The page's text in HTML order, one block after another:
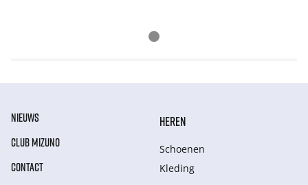
NIEUWS
CLUB MIZUNO
CONTACT
HEREN
Schoenen
Kleding